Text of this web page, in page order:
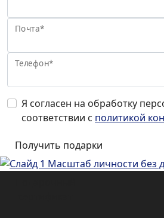
Почта*
Телефон*
Я согласен на обработку
соответствии с политикой